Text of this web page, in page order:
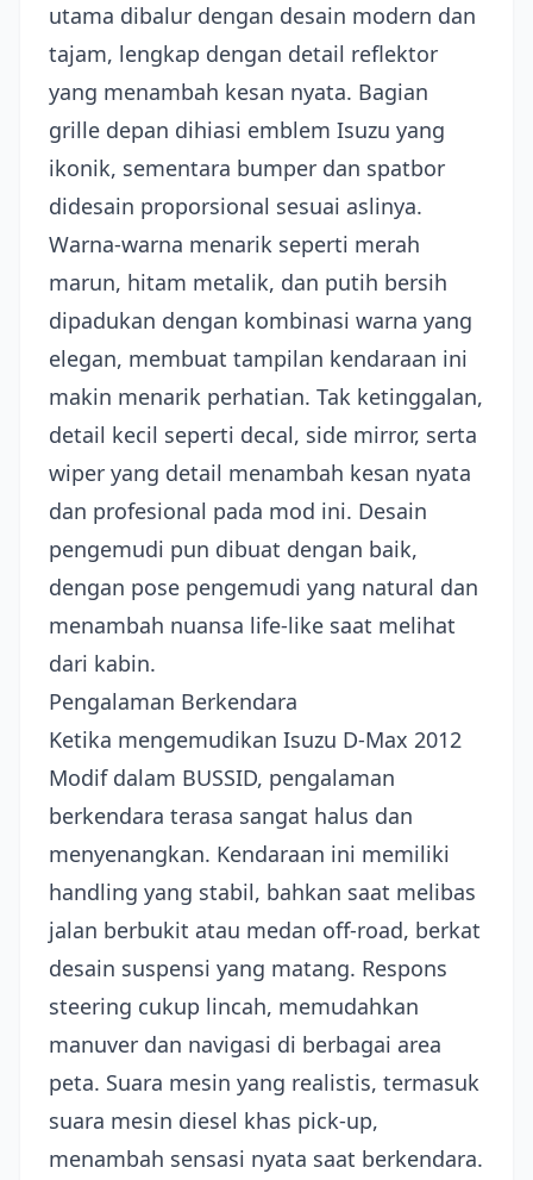
utama dibalur dengan desain modern dan
tajam, lengkap dengan detail reflektor
yang menambah kesan nyata. Bagian
grille depan dihiasi emblem Isuzu yang
ikonik, sementara bumper dan spatbor
didesain proporsional sesuai aslinya.
Warna-warna menarik seperti merah
marun, hitam metalik, dan putih bersih
dipadukan dengan kombinasi warna yang
elegan, membuat tampilan kendaraan ini
makin menarik perhatian. Tak ketinggalan,
detail kecil seperti decal, side mirror, serta
wiper yang detail menambah kesan nyata
dan profesional pada mod ini. Desain
pengemudi pun dibuat dengan baik,
dengan pose pengemudi yang natural dan
menambah nuansa life-like saat melihat
dari kabin.
Pengalaman Berkendara
Ketika mengemudikan Isuzu D-Max 2012
Modif dalam BUSSID, pengalaman
berkendara terasa sangat halus dan
menyenangkan. Kendaraan ini memiliki
handling yang stabil, bahkan saat melibas
jalan berbukit atau medan off-road, berkat
desain suspensi yang matang. Respons
steering cukup lincah, memudahkan
manuver dan navigasi di berbagai area
peta. Suara mesin yang realistis, termasuk
suara mesin diesel khas pick-up,
menambah sensasi nyata saat berkendara.